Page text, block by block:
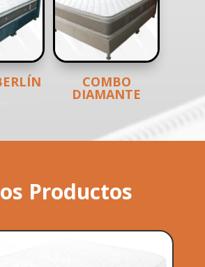
COMBO
DIAMANTE
Productos